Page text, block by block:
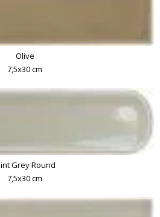
Olive
7,5x30 cm
Grey Round
7,5x30 cm